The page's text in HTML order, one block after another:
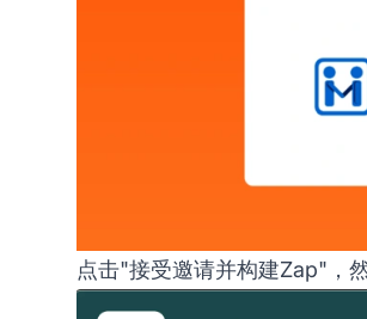
点击"接受邀请并构建Zap"，